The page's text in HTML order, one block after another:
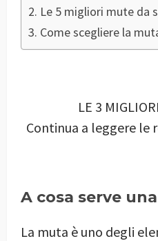
Le 5 migliori mute da
Come scegliere la
LE 3
Continua a leggere le
A cosa serve
La muta è uno degli